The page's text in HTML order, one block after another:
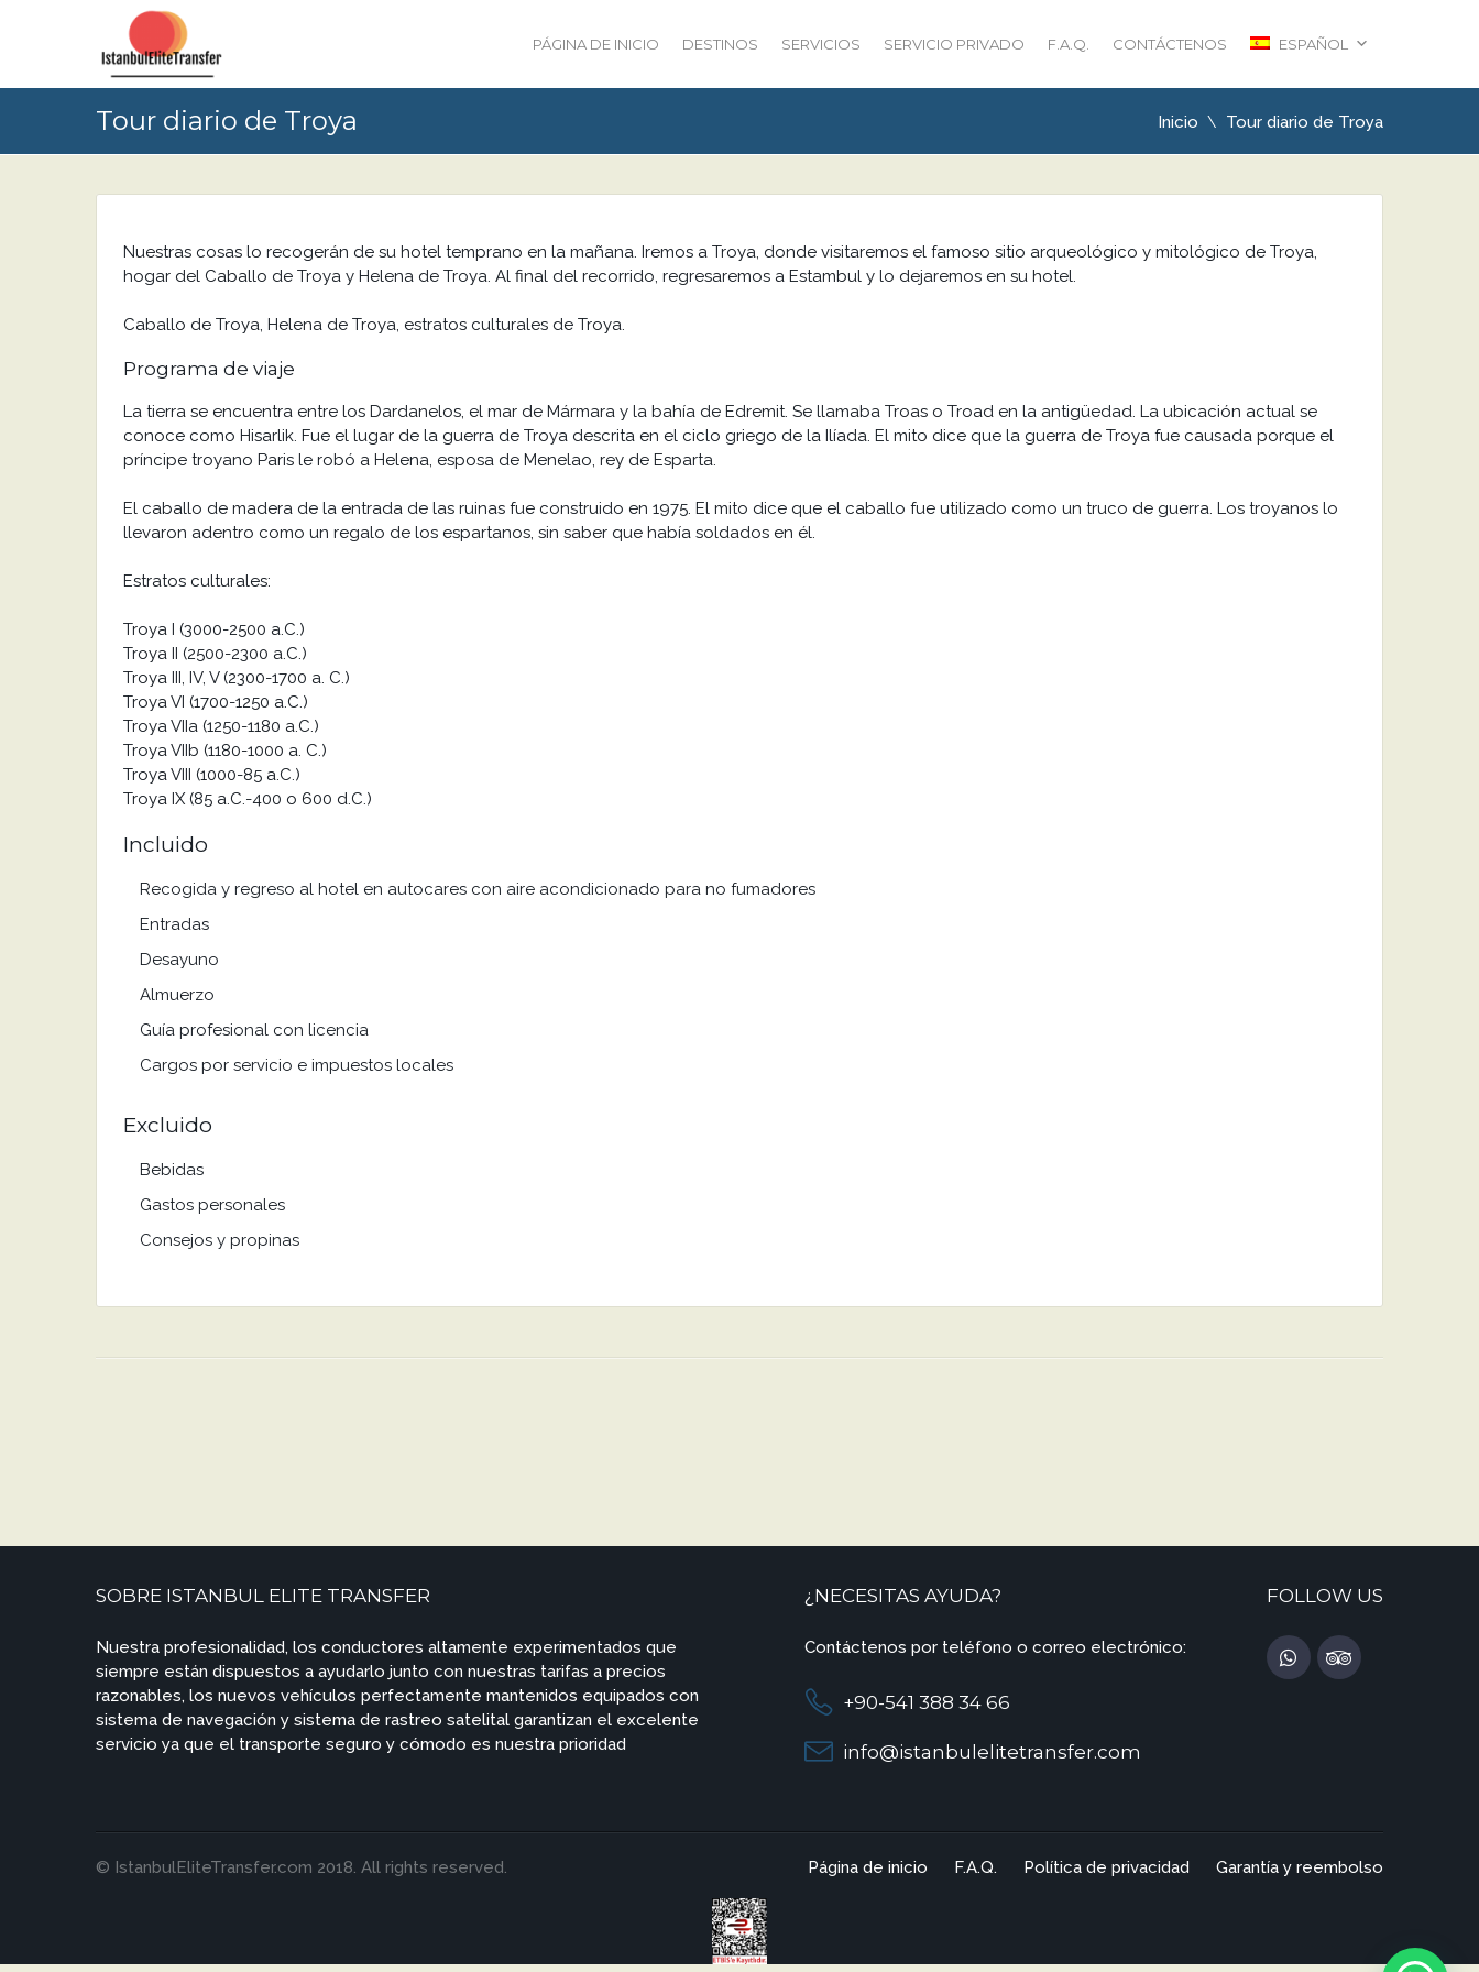
PÁGINA DE INICIO DESTINOS SERVICIOS SERVICIO PRIVADO F.A.Q. CONTÁCTENOS ESPAÑOL
Tour diario de Troya Inicio Tour diario de Troya
Nuestras cosas lo recogerán de su hotel temprano en la mañana. Iremos a Troya, donde visitaremos el famoso sitio arqueológico y mitológico de Troya,
hogar del Caballo de Troya y Helena de Troya. Al final del recorrido, regresaremos a Estambul y lo dejaremos en su hotel.
Caballo de Troya, Helena de Troya, estratos culturales de Troya.
Programa de viaje
La tierra se encuentra entre los Dardanelos, el mar de Mármara y la bahía de Edremit. Se llamaba Troas o Troad en la antigüedad. La ubicación actual se
conoce como Hisarlik. Fue el lugar de la guerra de Troya descrita en el ciclo griego de la Ilíada. El mito dice que la guerra de Troya fue causada porque el
príncipe troyano Paris le robó a Helena, esposa de Menelao, rey de Esparta.
El caballo de madera de la entrada de las ruinas fue construido en 1975. El mito dice que el caballo fue utilizado como un truco de guerra. Los troyanos lo
llevaron adentro como un regalo de los espartanos, sin saber que había soldados en él.
Estratos culturales:
Troya I (3000-2500 a.C.)
Troya II (2500-2300 a.C.)
Troya III, IV, V (2300-1700 a. C.)
Troya VI (1700-1250 a.C.)
Troya VIIa (1250-1180 a.C.)
Troya VIIb (1180-1000 a. C.)
Troya VIII (1000-85 a.C.)
Troya IX (85 a.C.-400 o 600 d.C.)
Incluido
Recogida y regreso al hotel en autocares con aire acondicionado para no fumadores
Entradas
Desayuno
Almuerzo
Guía profesional con licencia
Cargos por servicio e impuestos locales
Excluido
Bebidas
Gastos personales
Consejos y propinas
SOBRE ISTANBUL ELITE TRANSFER
Nuestra profesionalidad, los conductores altamente experimentados que
siempre están dispuestos a ayudarlo junto con nuestras tarifas a precios
razonables, los nuevos vehículos perfectamente mantenidos equipados con
sistema de navegación y sistema de rastreo satelital garantizan el excelente
servicio ya que el transporte seguro y cómodo es nuestra prioridad
¿NECESITAS AYUDA?
Contáctenos por teléfono o correo electrónico:
+90-541 388 34 66
info@istanbulelitetransfer.com
FOLLOW US
© IstanbulEliteTransfer.com 2018. All rights reserved. Página de inicio F.A.Q. Política de privacidad Garantía y reembolso